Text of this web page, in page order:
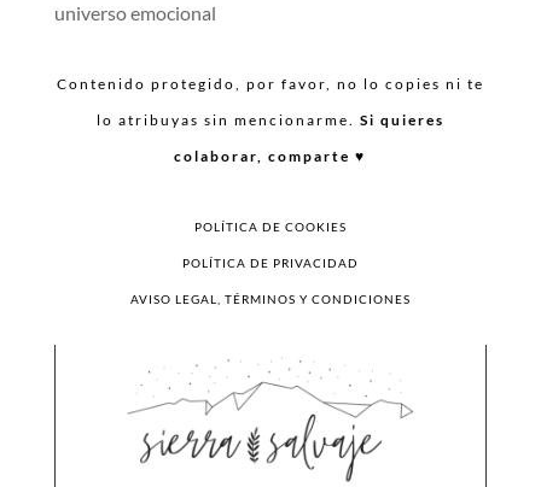
universo emocional
Contenido protegido, por favor, no lo copies ni te
lo atribuyas sin mencionarme. Si quieres
colaborar, comparte ♥︎
POLÍTICA DE COOKIES
POLÍTICA DE PRIVACIDAD
AVISO LEGAL, TÉRMINOS Y CONDICIONES